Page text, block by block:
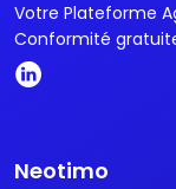
Votre Plateforme
Conformité
Neotimo